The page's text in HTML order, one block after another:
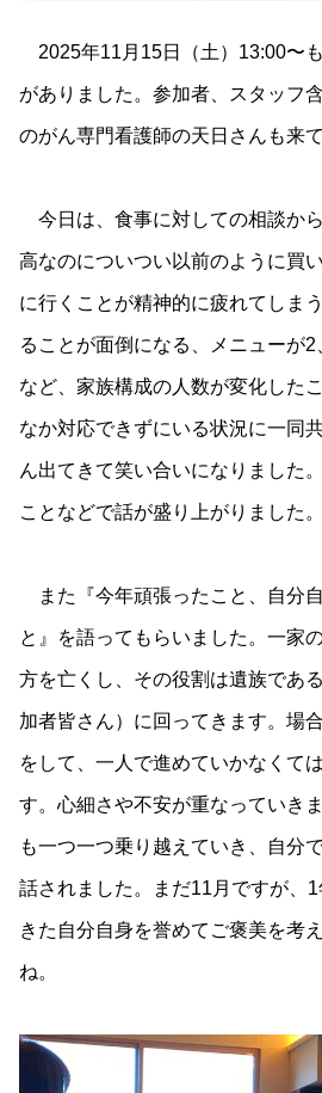
2025年11月15日（土）13:00〜も
がありました。参加者、スタッフ
のがん専門看護師の天日さんも来
今日は、食事に対しての相談か
高なのについつい以前のように買
に行くことが精神的に疲れてしま
ることが面倒になる、メニューが2
など、家族構成の人数が変化した
なか対応できずにいる状況に一同
ん出てきて笑い合いになりました
ことなどで話が盛り上がりました。
また『今年頑張ったこと、自分
と』を語ってもらいました。一家
方を亡くし、その役割は遺族であ
加者皆さん）に回ってきます。場
をして、一人で進めていかなくて
す。心細さや不安が重なっていき
も一つ一つ乗り越えていき、自分
話されました。まだ11月ですが、
きた自分自身を誉めてご褒美を考
ね。